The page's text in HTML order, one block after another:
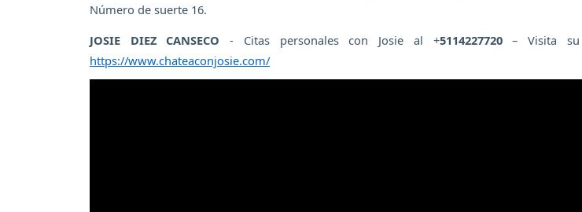
Número de suerte 16.
JOSIE DIEZ CANSECO - Citas personales con Josie al +5114227720– Visita su
https://www.chateaconjosie.com/